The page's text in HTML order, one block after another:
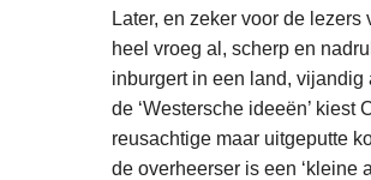
Later, en zeker voor de
heel vroeg al, scherp en
inburgert in een land, vijandig
de ‘Westersche ideeën’ kiest
reusachtige maar uitgeputte
de overheerser is een ‘kleine